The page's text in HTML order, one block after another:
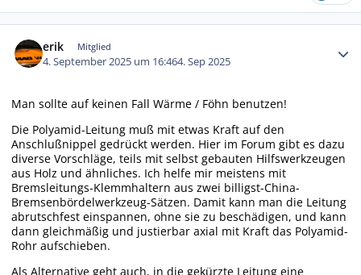
erik Mitglied
4. September 2025 um 16:464. Sep 2025
Man sollte auf keinen Fall Wärme / Föhn benutzen!
Die Polyamid-Leitung muß mit etwas Kraft auf den
Anschlußnippel gedrückt werden. Hier im Forum gibt es dazu
diverse Vorschläge, teils mit selbst gebauten Hilfswerkzeugen
aus Holz und ähnliches. Ich helfe mir meistens mit
Bremsleitungs-Klemmhaltern aus zwei billigst-China-
Bremsenbördelwerkzeug-Sätzen. Damit kann man die Leitung
abrutschfest einspannen, ohne sie zu beschädigen, und kann
dann gleichmäßig und justierbar axial mit Kraft das Polyamid-
Rohr aufschieben.
Als Alternative geht auch, in die gekürzte Leitung eine